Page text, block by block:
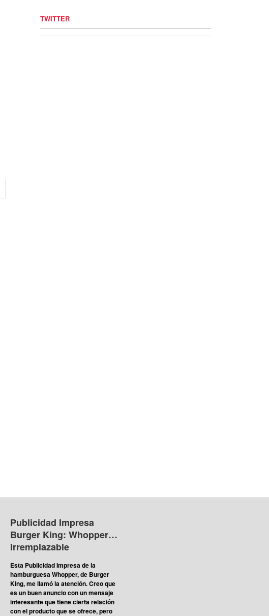
TWITTER
Publicidad Impresa
Burger King: Whopper…
Irremplazable
Esta Publicidad Impresa de la
hamburguesa Whopper, de Burger
King, me llamó la atención. Creo que
es un buen anuncio con un mensaje
interesante que tiene cierta relación
con el producto que se ofrece, pero